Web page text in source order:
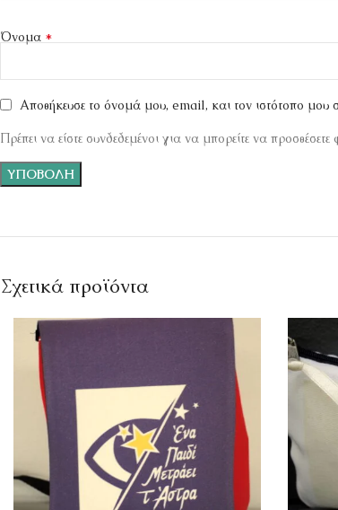
Όνομα *
Αποθήκευσε το όνομά μου, email, και τον ιστότοπο
Πρέπει να είστε συνδεδεμένοι για να μπορείτε να
Σχετικά προϊόντα